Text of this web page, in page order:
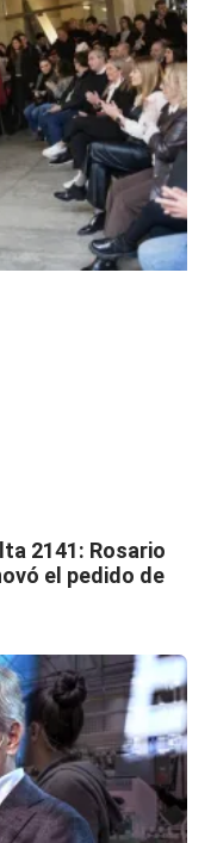
2141: Rosario
el pedido de